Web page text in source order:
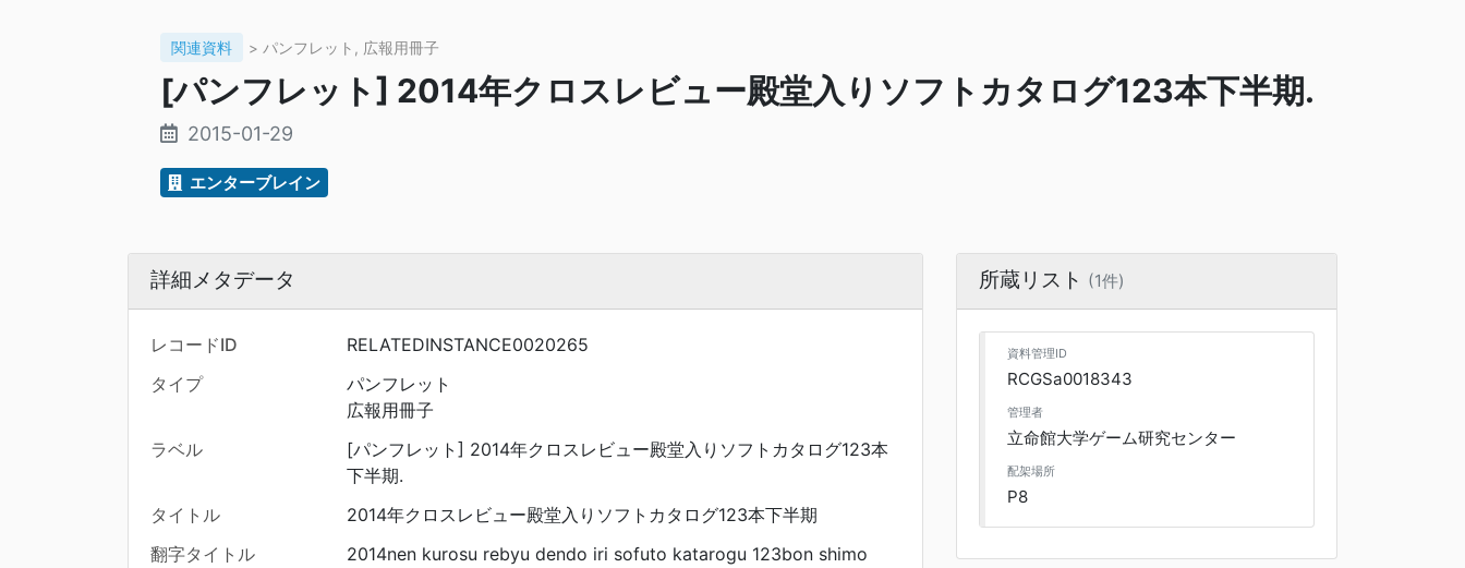
関連資料 > パンフレット, 広報用冊子
[パンフレット] 2014年クロスレビュー殿堂入りソフトカタログ123本下半期.
2015-01-29
エンターブレイン
詳細メタデータ
レコードID
RELATEDINSTANCE0020265
タイプ
パンフレット
広報用冊子
ラベル
[パンフレット] 2014年クロスレビュー殿堂入りソフトカタログ123本
下半期.
タイトル
2014年クロスレビュー殿堂入りソフトカタログ123本下半期
翻字タイトル
2014nen kurosu rebyu dendo iri sofuto katarogu 123bon shimo
所蔵リスト (1件)
資料管理ID
RCGSa0018343
管理者
立命館大学ゲーム研究センター
配架場所
P8